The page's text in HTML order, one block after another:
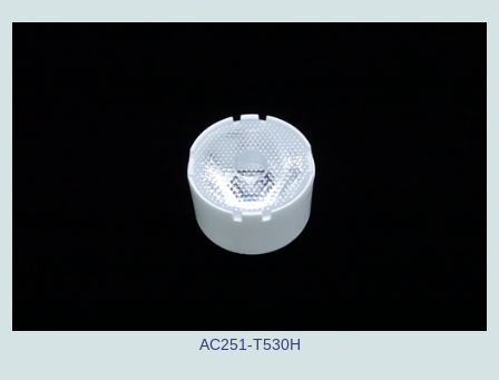
AC251-T530H